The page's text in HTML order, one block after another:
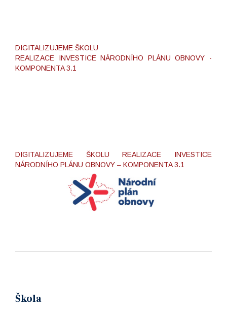
DIGITALIZUJEME ŠKOLU
REALIZACE INVESTICE NÁRODNÍHO PLÁNU OBNOVY -
KOMPONENTA 3.1
DIGITALIZUJEME ŠKOLU REALIZACE INVESTICE
NÁRODNÍHO PLÁNU OBNOVY – KOMPONENTA 3.1
Škola